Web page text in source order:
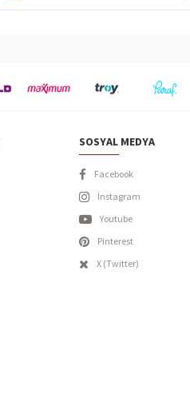
SOSYAL MEDYA
Facebook
İnstagram
Youtube
Pinterest
X (Twitter)